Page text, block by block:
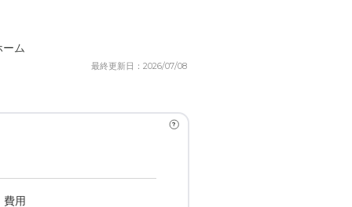
ム
最終更新日：2026/07/08
?
費用